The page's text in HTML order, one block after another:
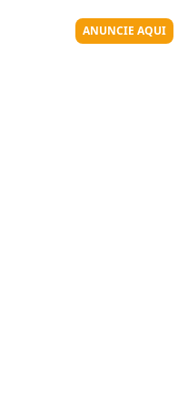
ANUNCIE AQUI